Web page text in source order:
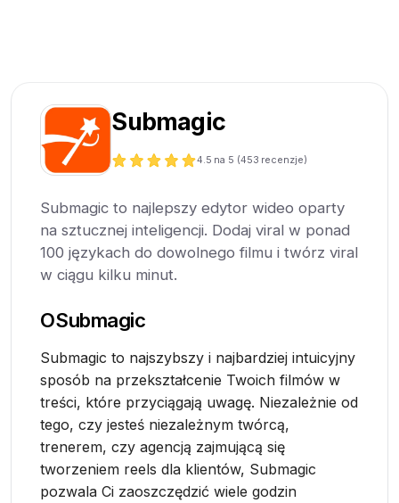
Submagic
4.5 na 5 (453 recenzje)
Submagic to najlepszy edytor wideo oparty
na sztucznej inteligencji. Dodaj viral w ponad
100 językach do dowolnego filmu i twórz viral
w ciągu kilku minut.
OSubmagic
Submagic to najszybszy i najbardziej intuicyjny
sposób na przekształcenie Twoich filmów w
treści, które przyciągają uwagę. Niezależnie od
tego, czy jesteś niezależnym twórcą,
trenerem, czy agencją zajmującą się
tworzeniem reels dla klientów, Submagic
pozwala Ci zaoszczędzić wiele godzin